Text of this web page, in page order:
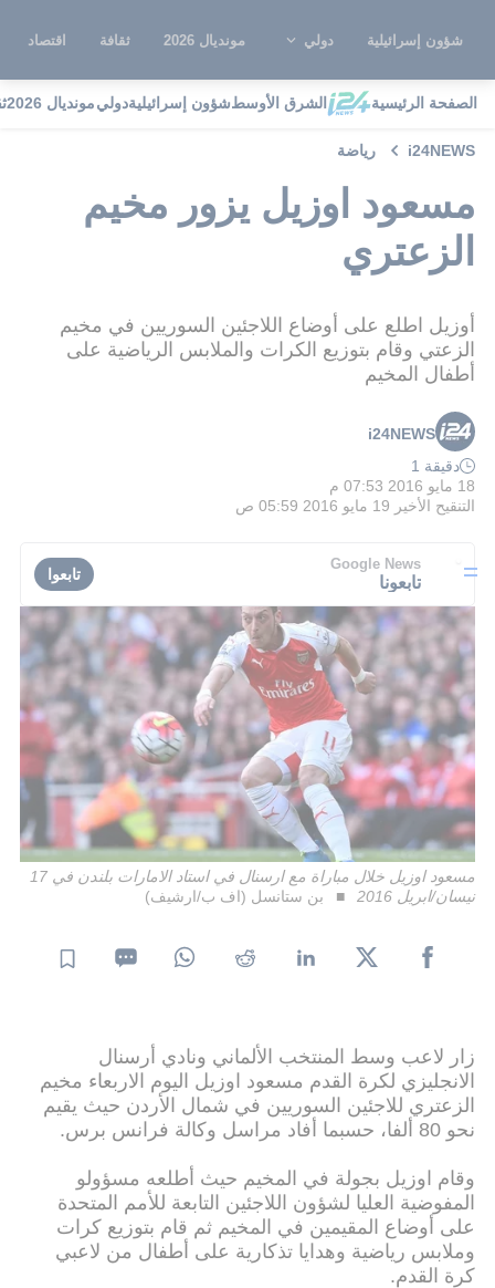
شؤون إسرائيلية دولي مونديال 2026 ثقافة اقتصاد
الصفحة الرئيسية الشرق الأوسطشؤون إسرائيليةدوليمونديال 2026
i24NEWS رياضة
مسعود اوزيل يزور مخيم
الزعتري
أوزيل اطلع على أوضاع اللاجئين السوريين في مخيم
الزعتي وقام بتوزيع الكرات والملابس الرياضية على
أطفال المخيم
i24NEWS
دقيقة 1
18 مايو 2016 07:53 م
التنقيح الأخير 19 مايو 2016 05:59 ص
Google News
تابعونا تابعوا
مسعود اوزيل خلال مباراة مع ارسنال في استاد الامارات بلندن في 17
نيسان/ابريل 2016
بن ستانسل (اف ب/ارشيف)
زار لاعب وسط المنتخب الألماني ونادي أرسنال
الانجليزي لكرة القدم مسعود اوزيل اليوم الاربعاء مخيم
الزعتري للاجئين السوريين في شمال الأردن حيث يقيم
نحو 80 ألفا، حسبما أفاد مراسل وكالة فرانس برس.
وقام اوزيل بجولة في المخيم حيث أطلعه مسؤولو
المفوضية العليا لشؤون اللاجئين التابعة للأمم المتحدة
على أوضاع المقيمين في المخيم ثم قام بتوزيع كرات
وملابس رياضية وهدايا تذكارية على أطفال من لاعبي
كرة القدم.